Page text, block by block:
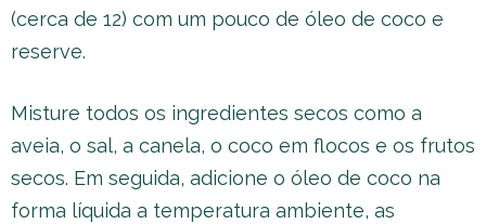
(cerca de 12) com um pouco de óleo de coco e
reserve.
Misture todos os ingredientes secos como a
aveia, o sal, a canela, o coco em flocos e os frutos
secos. Em seguida, adicione o óleo de coco na
forma líquida a temperatura ambiente, as